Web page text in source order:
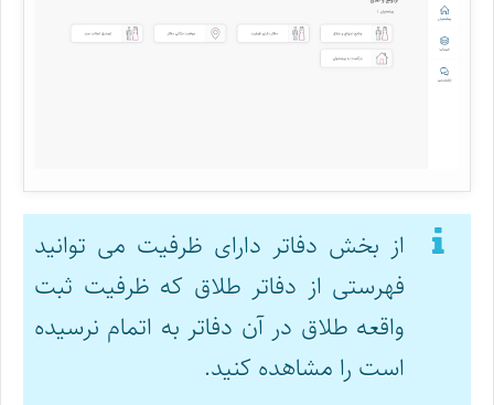
از بخش دفاتر دارای ظرفیت می توانید
فهرستی از دفاتر طلاق که ظرفیت ثبت
واقعه طلاق در آن دفاتر به اتمام نرسیده
است را مشاهده کنید.